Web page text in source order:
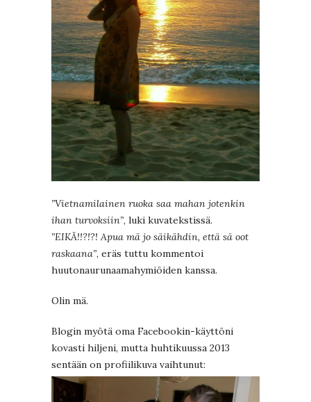
”Vietnamilainen ruoka saa mahan jotenkin
ihan turvoksiin”, luki kuvatekstissä.
”EIKÄ!!?!?! Apua mä jo säikähdin, että sä oot
raskaana”, eräs tuttu kommentoi
huutonaurunaamahymiöiden kanssa.
Olin mä.
Blogin myötä oma Facebookin-käyttöni
kovasti hiljeni, mutta huhtikuussa 2013
sentään on profiilikuva vaihtunut: